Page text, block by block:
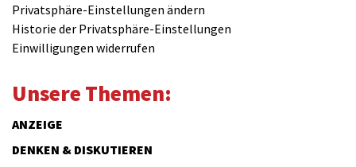
Privatsphäre-Einstellungen ändern
Historie der Privatsphäre-Einstellungen
Einwilligungen widerrufen
Unsere Themen:
ANZEIGE
DENKEN & DISKUTIEREN